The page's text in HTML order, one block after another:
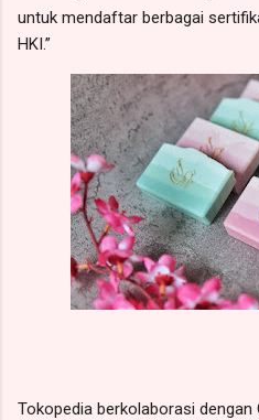
untuk mendaftar berbagai
HKI.”
Tokopedia berkolaborasi dengan